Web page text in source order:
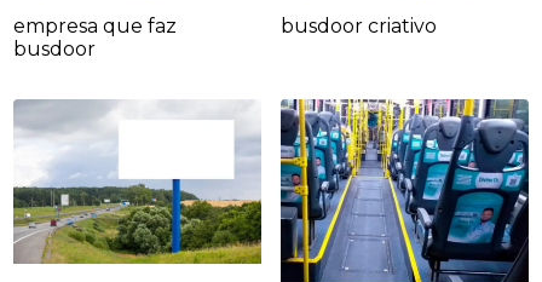
empresa que faz
busdoor
busdoor criativo